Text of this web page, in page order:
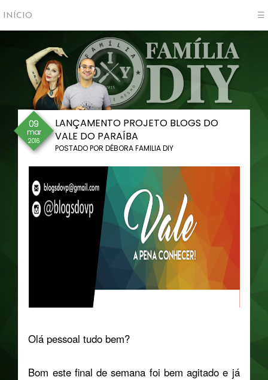
INÍCIO ☰
09
mar
2016
LANÇAMENTO PROJETO BLOGS DO
VALE DO PARAÍBA
POSTADO PORDÉBORA FAMILIA DIY
Olá pessoal tudo bem?
Bom este final de semana foi bem agitado e já